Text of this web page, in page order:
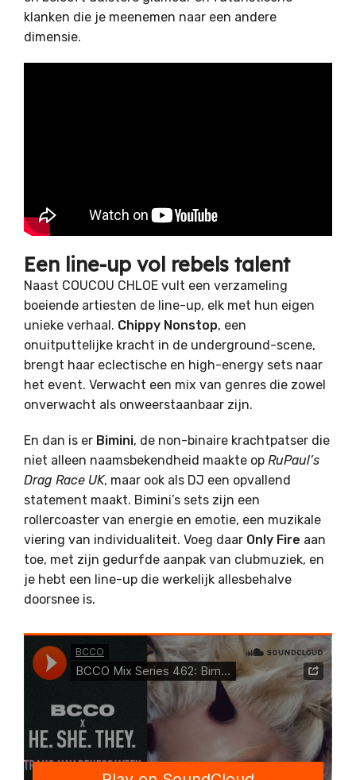
klanken die je meenemen naar een andere
dimensie.
Een line-up vol rebels talent
Naast COUCOU CHLOE vult een verzameling
boeiende artiesten de line-up, elk met hun eigen
unieke verhaal. Chippy Nonstop, een
onuitputtelijke kracht in de underground-scene,
brengt haar eclectische en high-energy sets naar
het event. Verwacht een mix van genres die zowel
onverwacht als onweerstaanbaar zijn.
En dan is er Bimini, de non-binaire krachtpatser die
niet alleen naamsbekendheid maakte op RuPaul’s
Drag Race UK, maar ook als DJ een opvallend
statement maakt. Bimini’s sets zijn een
rollercoaster van energie en emotie, een muzikale
viering van individualiteit. Voeg daar Only Fire aan
toe, met zijn gedurfde aanpak van clubmuziek, en
je hebt een line-up die werkelijk allesbehalve
doorsnee is.